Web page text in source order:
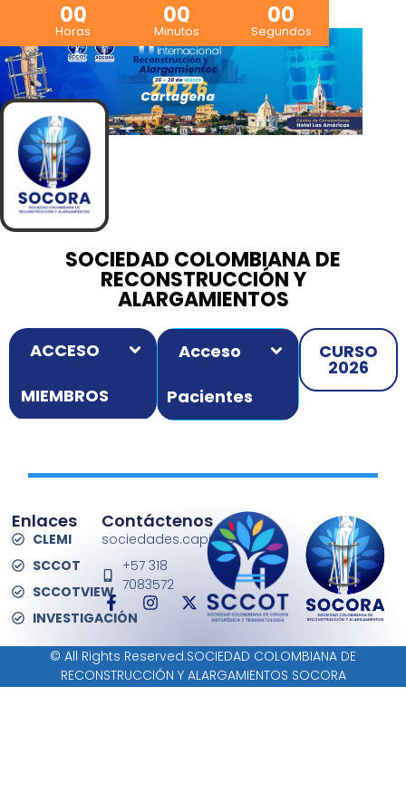
00
Horas
00
Minutos
00
Segundos
SOCIEDAD COLOMBIANA DE
RECONSTRUCCIÓN Y
ALARGAMIENTOS
ACCESO
MIEMBROS
Acceso
Pacientes
CURSO
2026
Enlaces
CLEMI
SCCOT
SCCOTVIEW
INVESTIGACIÓN
Contáctenos
sociedades.capitulos@
+57 318
7083572
© All Rights Reserved.SOCIEDAD COLOMBIANA DE
RECONSTRUCCIÓN Y ALARGAMIENTOS SOCORA